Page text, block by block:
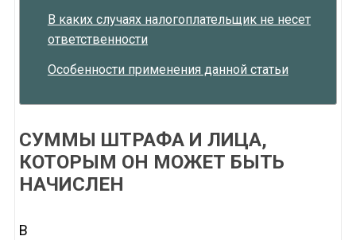
В каких случаях налогоплательщик не несет
ответственности
Особенности применения данной статьи
СУММЫ ШТРАФА И ЛИЦА,
КОТОРЫМ ОН МОЖЕТ БЫТЬ
НАЧИСЛЕН
В